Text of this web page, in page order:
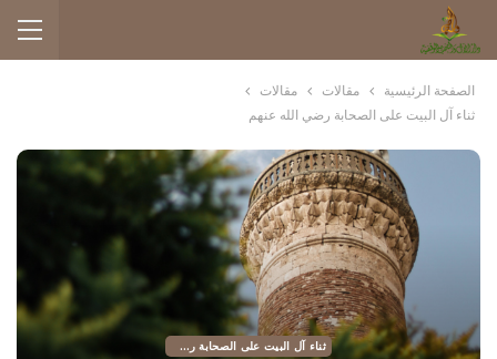
الصفحة الرئيسية مقالات
مقالات
ثناء آل البيت على الصحابة رضي الله عنهم
ثناء آل البيت على الصحابة رضي الله عنهم